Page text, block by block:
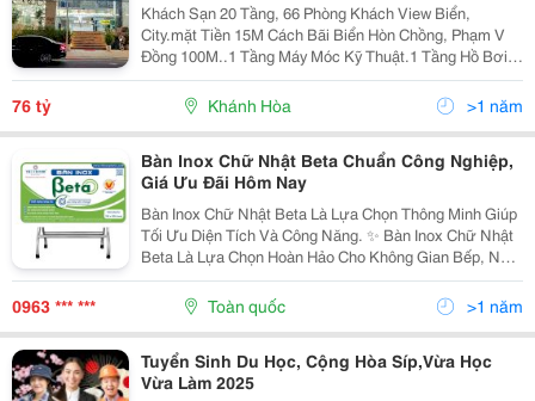
Khách Sạn 20 Tầng, 66 Phòng Khách View Biển,
City.mặt Tiền 15M Cách Bãi Biển Hòn Chồng, Phạm V
Đồng 100M..1 Tầng Máy Móc Kỹ Thuật.1 Tầng Hồ Bơi
Vô Cực, Phòng Gym.1 Tầng Bếp, Nhà Hàng.1 Tầng
Sảnh, Văn Phòng Làm Việc.1 Tầng Hầm Nhà Kho, Máy
Phát Điện...
76 tỷ Khánh Hòa >1 năm
Bàn Inox Chữ Nhật Beta Chuẩn Công Nghiệp,
Giá Ưu Đãi Hôm Nay
Bàn Inox Chữ Nhật Beta Là Lựa Chọn Thông Minh Giúp
Tối Ưu Diện Tích Và Công Năng. ✨ Bàn Inox Chữ Nhật
Beta Là Lựa Chọn Hoàn Hảo Cho Không Gian Bếp, Nhà
Hàng, Quán Ăn. Kích Thước Dxrxc: 700 X 1200 X
760Mm , Phù Hợp Nhiều Diện Tích Sử Dụng. Bàn...
0963 *** *** Toàn quốc >1 năm
Tuyển Sinh Du Học, Cộng Hòa Síp,Vừa Học
Vừa Làm 2025